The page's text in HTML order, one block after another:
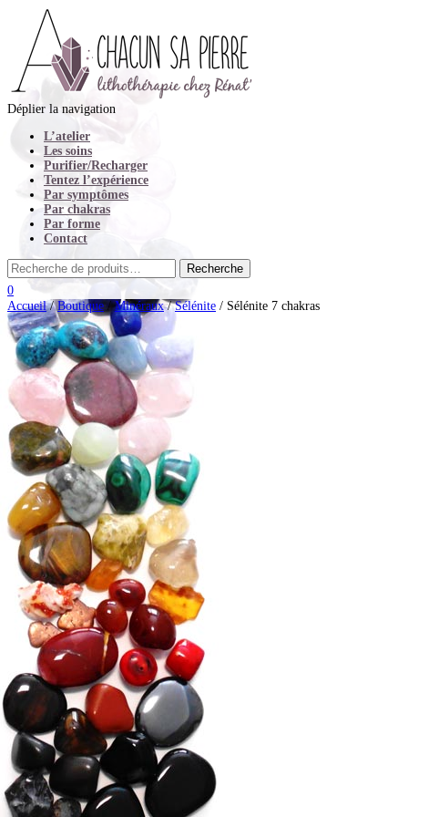
Déplier la navigation
L’atelier
Les soins
Purifier/Recharger
Tentez l’expérience
Par symptômes
Par chakras
Par forme
Contact
0
Accueil/Boutique/Minéraux/Sélénite / Sélénite 7 chakras